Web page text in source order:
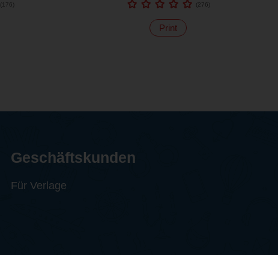
(176) (276)
Print
Geschäftskunden
Für Verlage